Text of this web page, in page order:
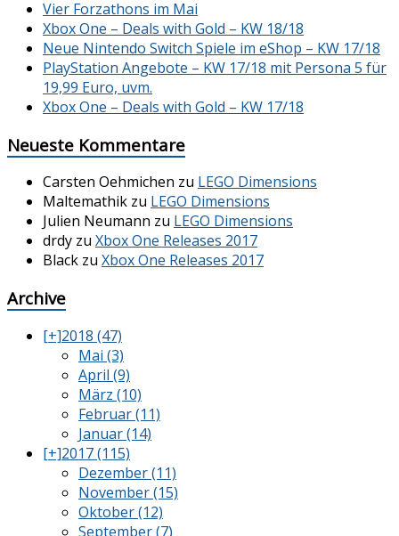
Vier Forzathons im Mai
Xbox One – Deals with Gold – KW 18/18
Neue Nintendo Switch Spiele im eShop – KW 17/18
PlayStation Angebote – KW 17/18 mit Persona 5 für
19,99 Euro, uvm.
Xbox One – Deals with Gold – KW 17/18
Neueste Kommentare
Carsten Oehmichen zu LEGO Dimensions
Maltemathik zu LEGO Dimensions
Julien Neumann zu LEGO Dimensions
drdy zu Xbox One Releases 2017
Black zu Xbox One Releases 2017
Archive
[+]2018 (47)
Mai (3)
April (9)
März (10)
Februar (11)
Januar (14)
[+]2017 (115)
Dezember (11)
November (15)
Oktober (12)
September (7)